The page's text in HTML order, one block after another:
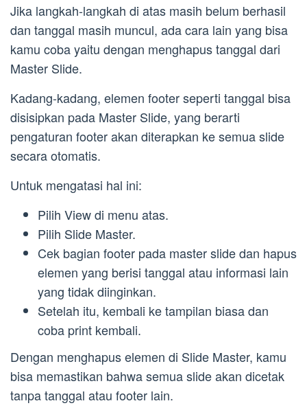
Jika langkah-langkah di atas masih belum berhasil
dan tanggal masih muncul, ada cara lain yang bisa
kamu coba yaitu dengan menghapus tanggal dari
Master Slide.
Kadang-kadang, elemen footer seperti tanggal bisa
disisipkan pada Master Slide, yang berarti
pengaturan footer akan diterapkan ke semua slide
secara otomatis.
Untuk mengatasi hal ini:
Pilih View di menu atas.
Pilih Slide Master.
Cek bagian footer pada master slide dan hapus
elemen yang berisi tanggal atau informasi lain
yang tidak diinginkan.
Setelah itu, kembali ke tampilan biasa dan
coba print kembali.
Dengan menghapus elemen di Slide Master, kamu
bisa memastikan bahwa semua slide akan dicetak
tanpa tanggal atau footer lain.